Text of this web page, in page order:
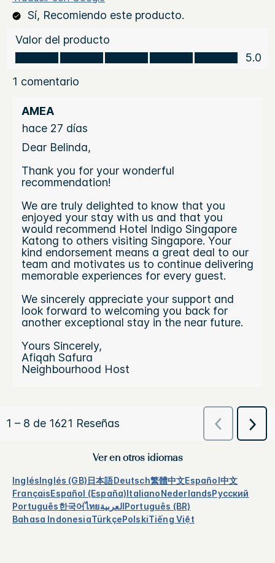
Ver en otros idiomas
InglésInglés (GB)日本語Deutsch繁體中文Español中文
FrançaisEspañol (España)ItalianoNederlandsРусский
Português한국어ไทยالعربيةPortuguês (BR)
Bahasa IndonesiaTürkçePolskiTiếng Việt